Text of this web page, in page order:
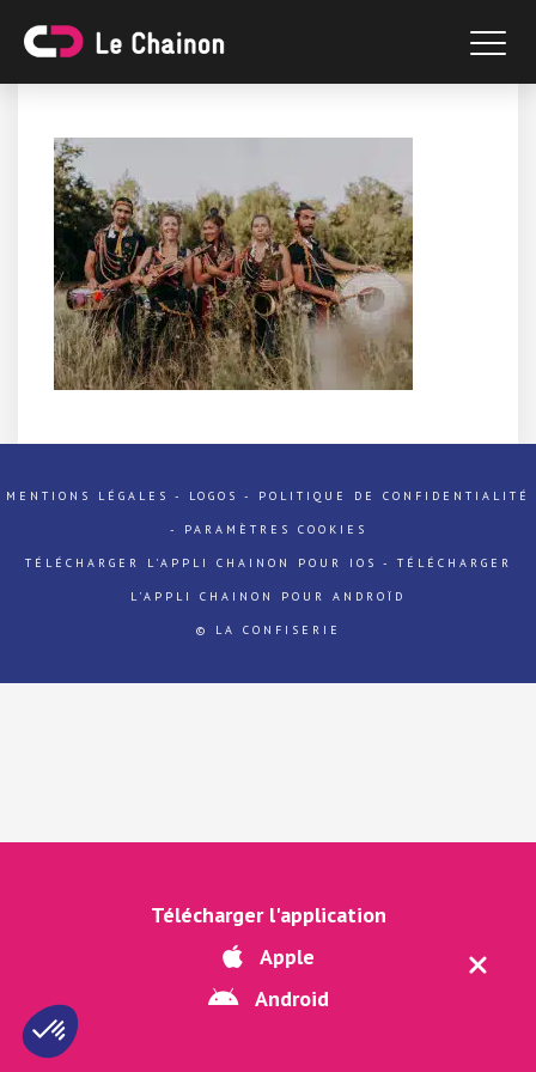
Télécharger l'application
Apple
Android
MENTIONS LÉGALES - LOGOS - POLITIQUE DE CONFIDENTIALITÉ
- PARAMÈTRES COOKIES
TÉLÉCHARGER L'APPLI CHAINON POUR IOS - TÉLÉCHARGER
L'APPLI CHAINON POUR ANDROÏD
© LA CONFISERIE